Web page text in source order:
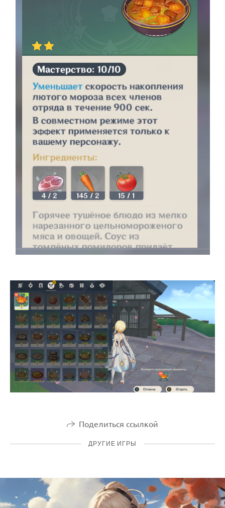
Поделиться ссылкой
ДРУГИЕ ИГРЫ